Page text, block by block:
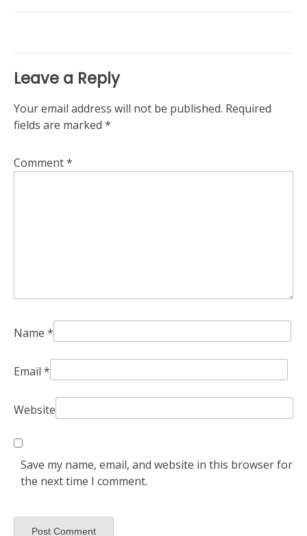
Leave a Reply
Your email address will not be published. Required
fields are marked *
Comment*
Name *
Email *
Website
Save my name, email, and website in this browser for
the next time I comment.